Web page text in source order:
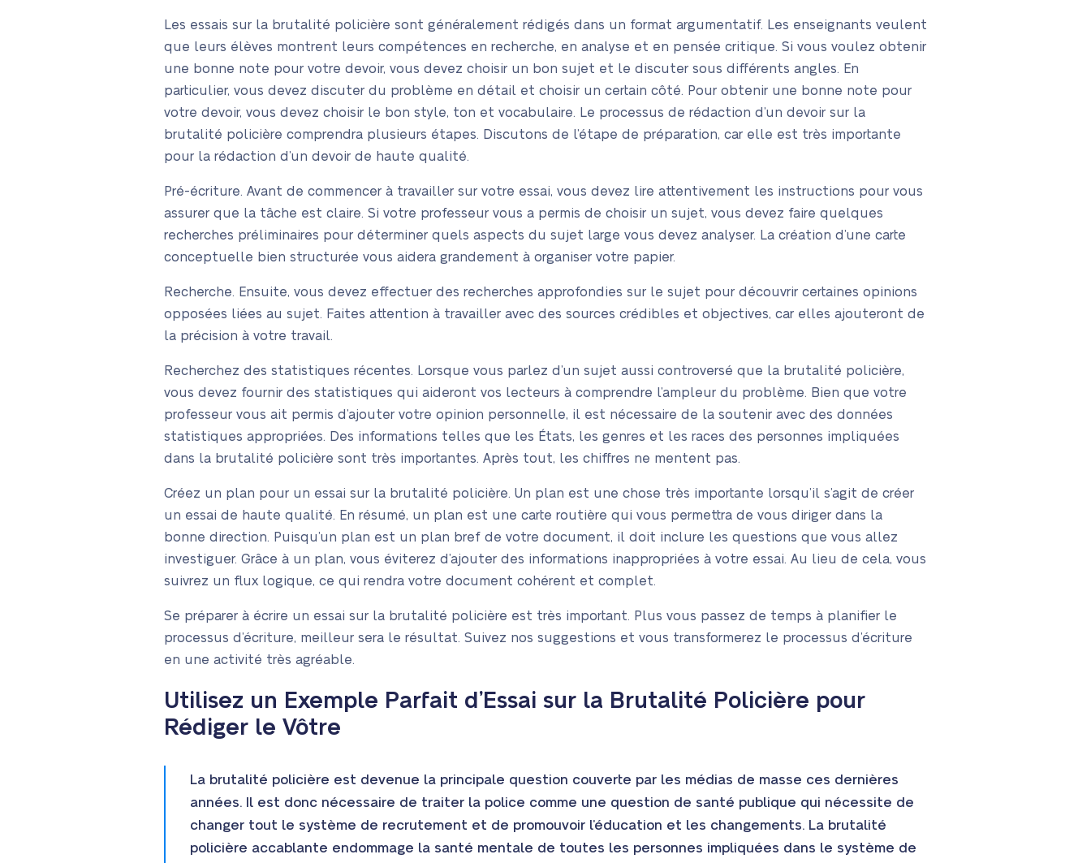
Les essais sur la brutalité policière sont généralement rédigés dans un format argumentatif. Les enseignants veulent
que leurs élèves montrent leurs compétences en recherche, en analyse et en pensée critique. Si vous voulez obtenir
une bonne note pour votre devoir, vous devez choisir un bon sujet et le discuter sous différents angles. En
particulier, vous devez discuter du problème en détail et choisir un certain côté. Pour obtenir une bonne note pour
votre devoir, vous devez choisir le bon style, ton et vocabulaire. Le processus de rédaction d’un devoir sur la
brutalité policière comprendra plusieurs étapes. Discutons de l’étape de préparation, car elle est très importante
pour la rédaction d’un devoir de haute qualité.
Pré-écriture. Avant de commencer à travailler sur votre essai, vous devez lire attentivement les instructions pour vous
assurer que la tâche est claire. Si votre professeur vous a permis de choisir un sujet, vous devez faire quelques
recherches préliminaires pour déterminer quels aspects du sujet large vous devez analyser. La création d’une carte
conceptuelle bien structurée vous aidera grandement à organiser votre papier.
Recherche. Ensuite, vous devez effectuer des recherches approfondies sur le sujet pour découvrir certaines opinions
opposées liées au sujet. Faites attention à travailler avec des sources crédibles et objectives, car elles ajouteront de
la précision à votre travail.
Recherchez des statistiques récentes. Lorsque vous parlez d’un sujet aussi controversé que la brutalité policière,
vous devez fournir des statistiques qui aideront vos lecteurs à comprendre l’ampleur du problème. Bien que votre
professeur vous ait permis d’ajouter votre opinion personnelle, il est nécessaire de la soutenir avec des données
statistiques appropriées. Des informations telles que les États, les genres et les races des personnes impliquées
dans la brutalité policière sont très importantes. Après tout, les chiffres ne mentent pas.
Créez un plan pour un essai sur la brutalité policière. Un plan est une chose très importante lorsqu’il s’agit de créer
un essai de haute qualité. En résumé, un plan est une carte routière qui vous permettra de vous diriger dans la
bonne direction. Puisqu’un plan est un plan bref de votre document, il doit inclure les questions que vous allez
investiguer. Grâce à un plan, vous éviterez d’ajouter des informations inappropriées à votre essai. Au lieu de cela, vous
suivrez un flux logique, ce qui rendra votre document cohérent et complet.
Se préparer à écrire un essai sur la brutalité policière est très important. Plus vous passez de temps à planifier le
processus d’écriture, meilleur sera le résultat. Suivez nos suggestions et vous transformerez le processus d’écriture
en une activité très agréable.
Utilisez un Exemple Parfait d’Essai sur la Brutalité Policière pour
Rédiger le Vôtre
La brutalité policière est devenue la principale question couverte par les médias de masse ces dernières
années. Il est donc nécessaire de traiter la police comme une question de santé publique qui nécessite de
changer tout le système de recrutement et de promouvoir l’éducation et les changements. La brutalité
policière accablante endommage la santé mentale de toutes les personnes impliquées dans le système de